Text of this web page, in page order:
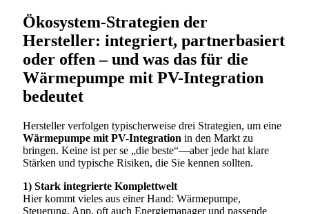
Ökosystem-Strategien der
Hersteller: integriert, partnerbasiert
oder offen – und was das für die
Wärmepumpe mit PV-Integration
bedeutet
Hersteller verfolgen typischerweise drei Strategien, um eine
Wärmepumpe mit PV-Integration in den Markt zu
bringen. Keine ist per se „die beste“—aber jede hat klare
Stärken und typische Risiken, die Sie kennen sollten.
1) Stark integrierte Komplettwelt
Hier kommt vieles aus einer Hand: Wärmepumpe,
Steuerung, App, oft auch Energiemanager und passende